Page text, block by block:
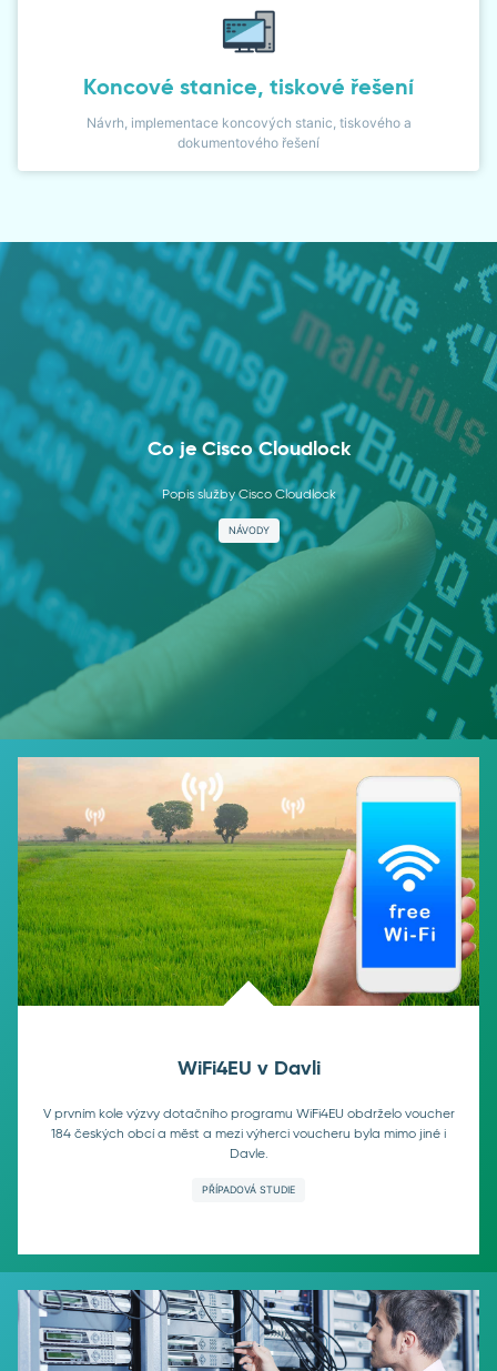
Koncové stanice, tiskové řešení
Návrh, implementace koncových stanic, tiskového a
dokumentového řešení
Co je Cisco Cloudlock
Popis služby Cisco Cloudlock
NÁVODY
WiFi4EU v Davli
V prvním kole výzvy dotačního programu WiFi4EU obdrželo voucher
184 českých obcí a měst a mezi výherci voucheru byla mimo jiné i
Davle.
PŘÍPADOVÁ STUDIE